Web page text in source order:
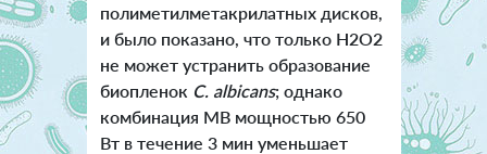
полиметилметакрилатных дисков,
и было показано, что только H2O2
не может устранить образование
биопленок C. albicans; однако
комбинация МВ мощностью 650
Вт в течение 3 мин уменьшает